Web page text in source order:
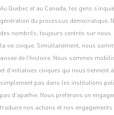
Au Québec et au Canada, les gens
génération du processus démocratique.
des nombrils; toujours centrés sur
la vie civique. Simultanément, nous
avisée de l’histoire. Nous sommes
et d’initiatives civiques qui nous tiennent
simplement pas dans les institutions
pas d’apathie. Nous préférons un
traduire nos actions et nos